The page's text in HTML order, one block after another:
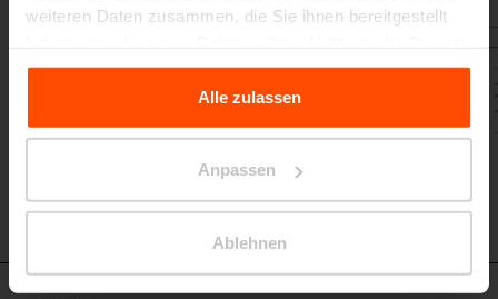
weiteren Daten zusammen, die Sie ihnen bereitgestellt
gesammelt haben.
Für weitere Informationen besuchen Sie bitte Principles
Alle zulassen
Anpassen
Ablehnen